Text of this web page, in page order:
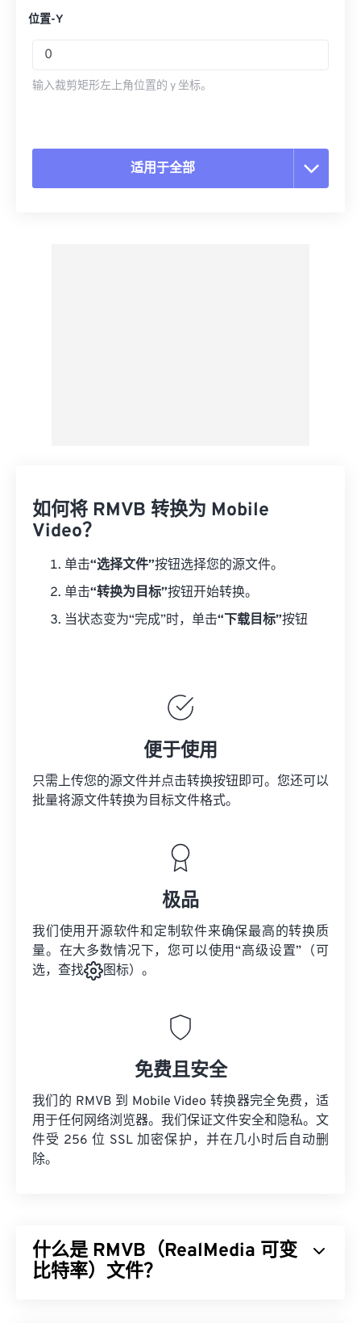
位置-Y
输入裁剪矩形左上角位置的 y 坐标。
适用于全部
如何将 RMVB 转换为 Mobile
Video？
单击“选择文件”按钮选择您的源文件。
单击“转换为目标”按钮开始转换。
当状态变为“完成”时，单击“下载目标”按钮
便于使用
只需上传您的源文件并点击转换按钮即可。您还可以
批量将源文件转换为目标文件格式。
极品
我们使用开源软件和定制软件来确保最高的转换质
量。在大多数情况下，您可以使用“高级设置”（可
选，查找
图标）。
免费且安全
我们的 RMVB 到 Mobile Video 转换器完全免费，适
用于任何网络浏览器。我们保证文件安全和隐私。文
件受 256 位 SSL 加密保护，并在几小时后自动删
除。
什么是 RMVB（RealMedia 可变
比特率）文件？